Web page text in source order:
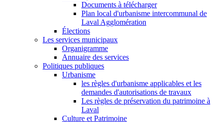
Documents à télécharger
Plan local d'urbanisme intercommunal de
Laval Agglomération
Élections
Les services municipaux
Organigramme
Annuaire des services
Politiques publiques
Urbanisme
les règles d'urbanisme applicables et les
demandes d'autorisations de travaux
Les règles de préservation du patrimoine à
Laval
Culture et Patrimoine